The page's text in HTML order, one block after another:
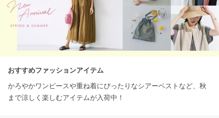
おすすめファッションアイテム
かろやかワンピースや重ね着にぴったりなシアーベストなど、秋
まで涼しく楽しむアイテムが入荷中！